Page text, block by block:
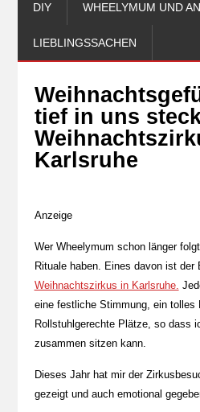
DIY WHEELYMUM UND
LIEBLINGSSACHEN
tief in uns
Karlsruhe
Anzeige
Wer Wheelymum schon länger
Rituale haben. Eines davon ist der
Weihnachtszirkus in Karlsruhe.
eine festliche Stimmung, ein tolles
Rollstuhlgerechte Plätze, so dass
zusammen sitzen kann.
Dieses Jahr hat mir der
gezeigt und auch emotional